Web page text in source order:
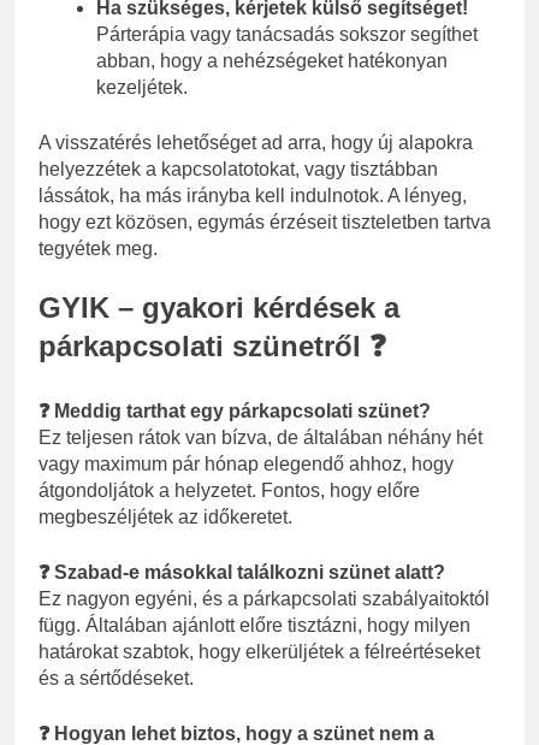
Ha szükséges, kérjetek külső segítséget!
Párterápia vagy tanácsadás sokszor segíthet
abban, hogy a nehézségeket hatékonyan
kezeljétek.
A visszatérés lehetőséget ad arra, hogy új alapokra
helyezzétek a kapcsolatotokat, vagy tisztábban
lássátok, ha más irányba kell indulnotok. A lényeg,
hogy ezt közösen, egymás érzéseit tiszteletben tartva
tegyétek meg.
GYIK – gyakori kérdések a
párkapcsolati szünetről ❓
❓ Meddig tarthat egy párkapcsolati szünet?
Ez teljesen rátok van bízva, de általában néhány hét
vagy maximum pár hónap elegendő ahhoz, hogy
átgondoljátok a helyzetet. Fontos, hogy előre
megbeszéljétek az időkeretet.
❓ Szabad-e másokkal találkozni szünet alatt?
Ez nagyon egyéni, és a párkapcsolati szabályaitoktól
függ. Általában ajánlott előre tisztázni, hogy milyen
határokat szabtok, hogy elkerüljétek a félreértéseket
és a sértődéseket.
❓ Hogyan lehet biztos, hogy a szünet nem a